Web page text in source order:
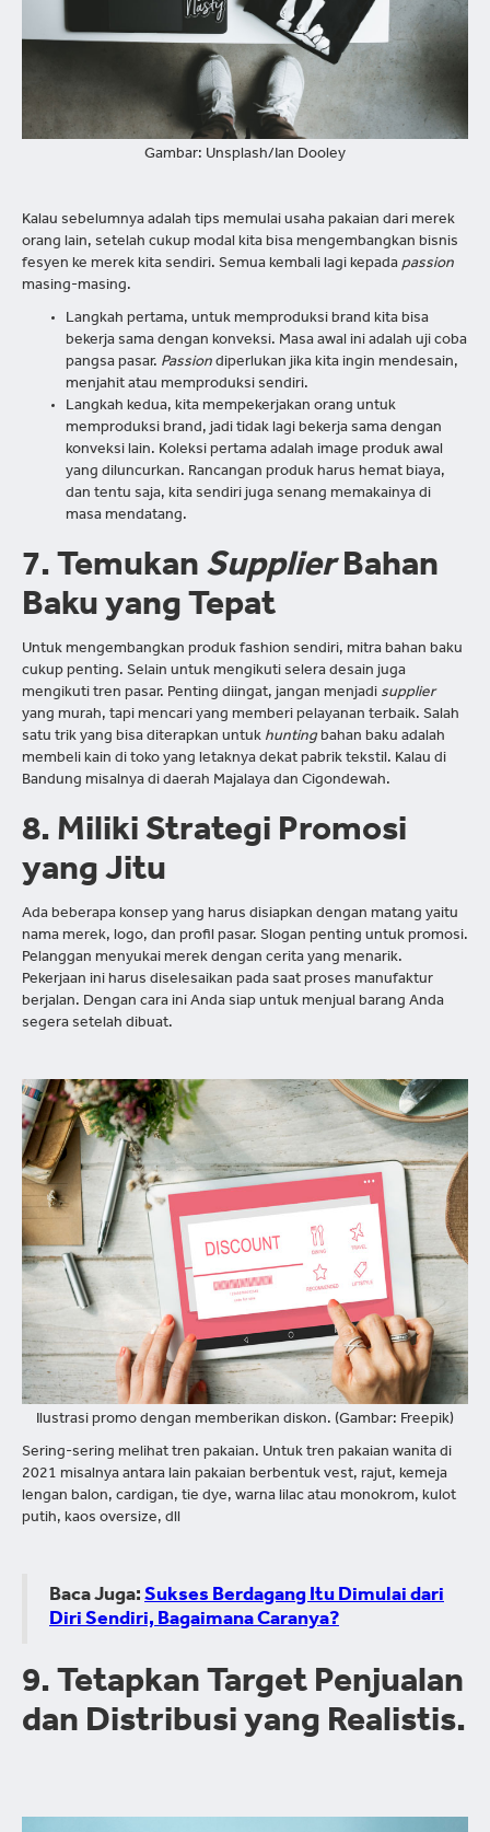
Gambar: Unsplash/Ian Dooley
Kalau sebelumnya adalah tips memulai usaha pakaian dari merek
orang lain, setelah cukup modal kita bisa mengembangkan bisnis
fesyen ke merek kita sendiri. Semua kembali lagi kepada passion
masing-masing.
Langkah pertama, untuk memproduksi brand kita bisa
bekerja sama dengan konveksi. Masa awal ini adalah uji coba
pangsa pasar. Passion diperlukan jika kita ingin mendesain,
menjahit atau memproduksi sendiri.
Langkah kedua, kita mempekerjakan orang untuk
memproduksi brand, jadi tidak lagi bekerja sama dengan
konveksi lain. Koleksi pertama adalah image produk awal
yang diluncurkan. Rancangan produk harus hemat biaya,
dan tentu saja, kita sendiri juga senang memakainya di
masa mendatang.
7. Temukan SupplierBahan
Baku yang Tepat
Untuk mengembangkan produk fashion sendiri, mitra bahan baku
cukup penting. Selain untuk mengikuti selera desain juga
mengikuti tren pasar. Penting diingat, jangan menjadi supplier
yang murah, tapi mencari yang memberi pelayanan terbaik. Salah
satu trik yang bisa diterapkan untuk huntingbahan baku adalah
membeli kain di toko yang letaknya dekat pabrik tekstil. Kalau di
Bandung misalnya di daerah Majalaya dan Cigondewah.
8. Miliki Strategi Promosi
yang Jitu
Ada beberapa konsep yang harus disiapkan dengan matang yaitu
nama merek, logo, dan profil pasar. Slogan penting untuk promosi.
Pelanggan menyukai merek dengan cerita yang menarik.
Pekerjaan ini harus diselesaikan pada saat proses manufaktur
berjalan. Dengan cara ini Anda siap untuk menjual barang Anda
segera setelah dibuat.
Ilustrasi promo dengan memberikan diskon. (Gambar: Freepik)
Sering-sering melihat tren pakaian. Untuk tren pakaian wanita di
2021 misalnya antara lain pakaian berbentuk vest, rajut, kemeja
lengan balon, cardigan, tie dye, warna lilac atau monokrom, kulot
putih, kaos oversize, dll
Baca Juga: Sukses Berdagang Itu Dimulai dari
Diri Sendiri, Bagaimana Caranya?
9. Tetapkan Target Penjualan
dan Distribusi yang Realistis.